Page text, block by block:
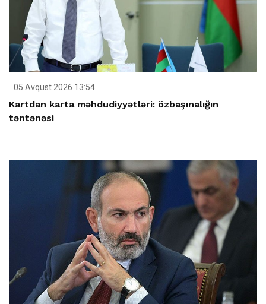
05 Avqust 2026 13:54
Kartdan karta məhdudiyyətləri: özbaşınalığın
təntənəsi